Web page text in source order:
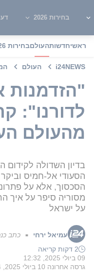
בחירות 2026
ראשיחדשותהעולםבחירות 2026
i24NEWS העולם
"הזדמנות
לדורנו":
מהעולם
בדיון השדולה לקידום
הסעודי אל-חמיס
הסכסוך, אלא על
מסוריה סיפר על איך
על ישראל
עמיאל ירחי ■ כתב
2 דקות קריאה
09 ביולי 2025, 12:32
גרסה אחרונה 10 ביולי 2025, 08:24